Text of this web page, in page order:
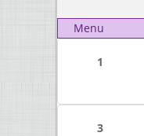
Menu
1
3